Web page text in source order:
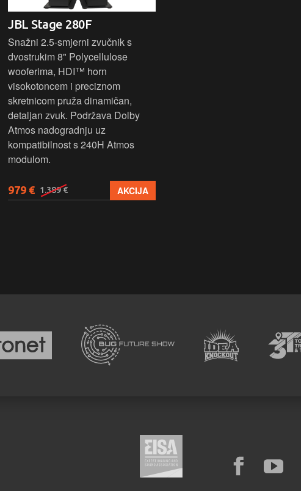
JBL Stage 280F
Snažni 2.5-smjerni zvučnik s
dvostrukim 8" Polycellulose
wooferima, HDI™ horn
visokotoncem i preciznom
skretnicom pruža dinamičan,
detaljan zvuk. Podržava Dolby
Atmos nadogradnju uz
kompatibilnost s 240H Atmos
modulom.
979 € 1.389 € AKCIJA